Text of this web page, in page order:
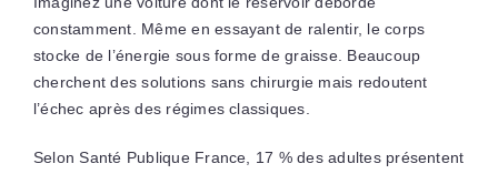
constamment. Même en essayant de ralentir, le corps
stocke de l’énergie sous forme de graisse. Beaucoup
cherchent des solutions sans chirurgie mais redoutent
l’échec après des régimes classiques.
Selon Santé Publique France, 17 % des adultes présentent